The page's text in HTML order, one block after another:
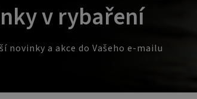
v rybaření
novinky a akce do Vašeho e-mailu